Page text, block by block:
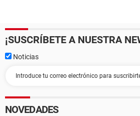
¡SUSCRÍBETE A NUESTRA
Noticias
NOVEDADES